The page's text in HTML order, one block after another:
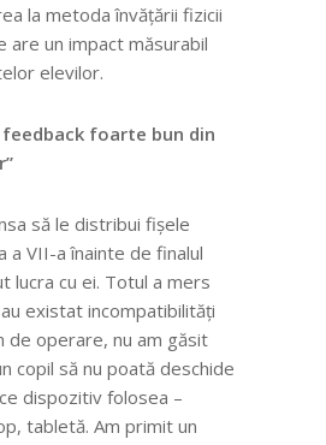
la metoda învățării fizicii
are un impact măsurabil
elevilor.
foarte bun din
să le distribui fișele
a VII-a înainte de finalul
lucra cu ei. Totul a mers
existat incompatibilități
de operare, nu am găsit
copil să nu poată deschide
dispozitiv folosea –
tabletă. Am primit un